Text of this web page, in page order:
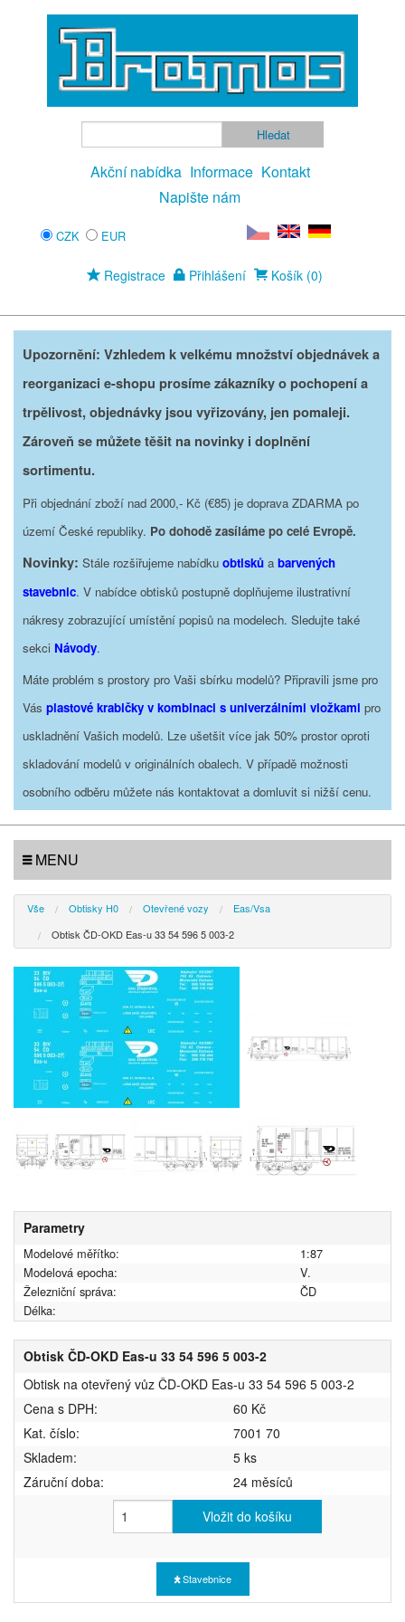
Akční nabídka Informace Kontakt
Napište nám
CZK EUR
Registrace Přihlášení Košík (0)
Upozornění: Vzhledem k velkému množství objednávek a
reorganizaci e-shopu prosíme zákazníky o pochopení a
trpělivost, objednávky jsou vyřizovány, jen pomaleji.
Zároveň se můžete těšit na novinky i doplnění
sortimentu.
Při objednání zboží nad 2000,- Kč (€85) je doprava ZDARMA po
území České republiky. Po dohodě zasíláme po celé Evropě.
Novinky: Stále rozšiřujeme nabídku obtisků a barvených
stavebnic. V nabídce obtisků postupně doplňujeme ilustrativní
nákresy zobrazující umístění popisů na modelech. Sledujte také
sekci Návody.
Máte problém s prostory pro Vaši sbírku modelů? Připravili jsme pro
Vás plastové krabičky v kombinaci s univerzálními vložkami pro
uskladnění Vašich modelů. Lze ušetšit více jak 50% prostor oproti
skladování modelů v originálních obalech. V případě možnosti
osobního odběru můžete nás kontaktovat a domluvit si nižší cenu.
MENU
Vše Obtisky H0 Otevřené vozy
Eas/Vsa
Obtisk ČD-OKD Eas-u 33 54 596 5 003-2
Parametry
Modelové měřítko:
1:87
Modelová epocha:
V.
Železniční správa:
ČD
Délka:
Obtisk ČD-OKD Eas-u 33 54 596 5 003-2
Obtisk na otevřený vůz ČD-OKD Eas-u 33 54 596 5 003-2
Cena s DPH:
60 Kč
Kat. číslo:
7001 70
Skladem:
5 ks
Záruční doba:
24 měsíců
Vložit do košíku
Stavebnice